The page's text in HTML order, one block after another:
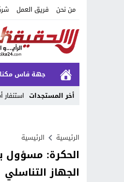
من نحن فريق العمل
جهة فاس
أخر المستجدات
Previous
Next
الرئيسية الرئيسية
الحكرة: مسؤول
الجهاز التناسلي